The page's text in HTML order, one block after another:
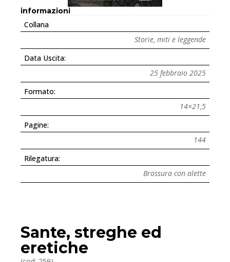
informazioni
Collana
Storie, miti e leggende
Data Uscita:
25 febbraio 2025
Formato:
14×21,5
Pagine:
144
Rilegatura:
Brossura con alette
Sante, streghe ed
eretiche